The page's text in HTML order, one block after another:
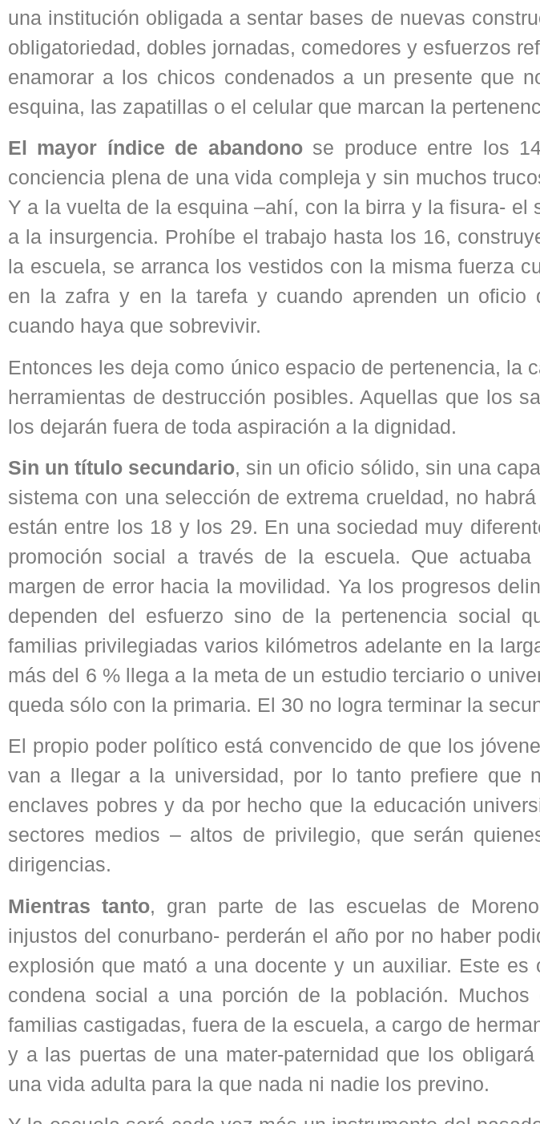
una institución obligada a sentar bases de nuevas
obligatoriedad, dobles jornadas, comedores y esfuerzos
enamorar a los chicos condenados a un presente que
esquina, las zapatillas o el celular que marcan la
El mayor índice de abandonose produce entre los
conciencia plena de una vida compleja y sin muchos
Y a la vuelta de la esquina –ahí, con la birra y la fisura- el
a la insurgencia. Prohíbe el trabajo hasta los 16,
la escuela, se arranca los vestidos con la misma fuerza
en la zafra y en la tarefa y cuando aprenden un oficio
cuando haya que sobrevivir.
Entonces les deja como único espacio de pertenencia, la
herramientas de destrucción posibles. Aquellas que los
los dejarán fuera de toda aspiración a la dignidad.
Sin un título secundario, sin un oficio sólido, sin una
sistema con una selección de extrema crueldad, no
están entre los 18 y los 29. En una sociedad muy
promoción social a través de la escuela. Que
margen de error hacia la movilidad. Ya los progresos
dependen del esfuerzo sino de la pertenencia social
familias privilegiadas varios kilómetros adelante en la
más del 6 % llega a la meta de un estudio terciario o
queda sólo con la primaria. El 30 no logra terminar la
El propio poder político está convencido de que los
van a llegar a la universidad, por lo tanto prefiere que
enclaves pobres y da por hecho que la educación
sectores medios – altos de privilegio, que serán
dirigencias.
Mientras tanto, gran parte de las escuelas de
injustos del conurbano- perderán el año por no haber
explosión que mató a una docente y un auxiliar. Este es
condena social a una porción de la población.
familias castigadas, fuera de la escuela, a cargo de
y a las puertas de una mater-paternidad que los
una vida adulta para la que nada ni nadie los previno.